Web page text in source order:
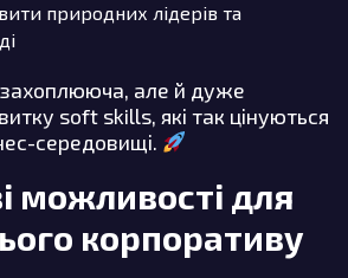
природних лідерів та
захоплююча, але й дуже
soft skills, які так цінуються
середовищі.
можливості для
корпоративу